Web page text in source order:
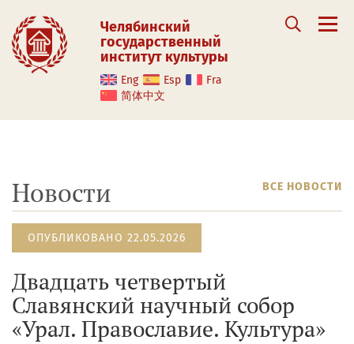
Челябинский
государственный
институт культуры
Eng Esp
Fra
简体中文
Новости ВСЕ НОВОСТИ
ОПУБЛИКОВАНО 22.05.2026
Двадцать четвертый
Славянский научный собор
«Урал. Православие. Культура»